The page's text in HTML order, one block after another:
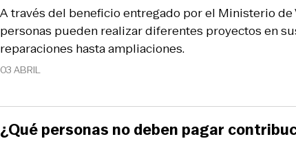
03 ABRIL
A través del beneficio entregado por el Ministerio de
personas pueden realizar diferentes proyectos en
reparaciones hasta ampliaciones.
¿Qué personas no deben pagar